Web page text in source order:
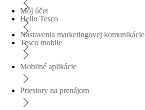
Hello Tesco
Tesco mobile
Mobilné aplikácie
Priestory na prenájom
Môj účet
Nastavenia marketingovej komunikácie